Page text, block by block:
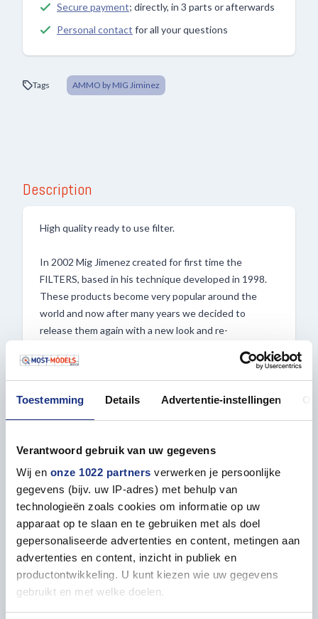
Toestemming Details Advertentie-instellingen
Verantwoord gebruik van uw gegevens
Wij en onze 1022 partners verwerken je persoonlijke
gegevens (bijv. uw IP-adres) met behulp van
technologieën zoals cookies om informatie op uw
apparaat op te slaan en te gebruiken met als doel
gepersonaliseerde advertenties en content, metingen aan
advertenties en content, inzicht in publiek en
productontwikkeling. U kunt kiezen wie uw gegevens
gebruikt en met welke doelen.
Secure payment; directly, in 3 parts or afterwards
Personal contact for all your questions
Tags AMMO by MIG Jiminez
Description
High quality ready to use filter.
In 2002 Mig Jimenez created for first time the
FILTERS, based in his technique developed in 1998.
These products become very popular around the
world and now after many years we decided to
release them again with a new look and re-
under AMMO label.
Filter easy and ready to use directly on your model.
colored aircraft, or vehicles of the United Nations.
Use the filters by moistening a brush and applying it
without flooding the surface, to enrich hues in your
models, unify camouflage, or highlight areas with a
different tone. With these products we will avoid
mixing paints, looking for the correct dilution, or
searching for the correct colors for our vehicle. These
filters are enamel based and can be cleaned or diluted
with Odorless Enamel Thinner.